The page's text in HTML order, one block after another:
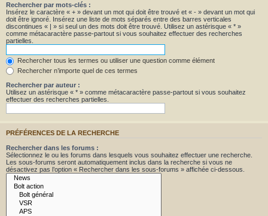
Rechercher par mots-clés :
Insérez le caractère « + » devant un mot qui doit être trouvé et « - » devant un mot qui
doit être ignoré. Insérez une liste de mots séparés entre des barres verticales
discontinues « | » si seul un des mots doit être trouvé. Utilisez un astérisque « * »
comme métacaractère passe-partout si vous souhaitez effectuer des recherches
partielles.
Rechercher tous les termes ou utiliser une question comme élément
Rechercher n’importe quel de ces termes
Rechercher par auteur :
Utilisez un astérisque « * » comme métacaractère passe-partout si vous souhaitez
effectuer des recherches partielles.
PRÉFÉRENCES DE LA RECHERCHE
Rechercher dans les forums :
Sélectionnez le ou les forums dans lesquels vous souhaitez effectuer une recherche.
Les sous-forums seront automatiquement inclus dans la recherche si vous ne
désactivez pas l’option « Rechercher dans les sous-forums » affichée ci-dessous.